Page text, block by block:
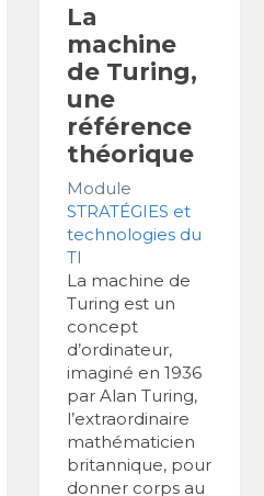
La
machine
de Turing,
une
référence
théorique
Module
STRATÉGIES et
technologies du
TI
La machine de
Turing est un
concept
d’ordinateur,
imaginé en 1936
par Alan Turing,
l’extraordinaire
mathématicien
britannique, pour
donner corps au